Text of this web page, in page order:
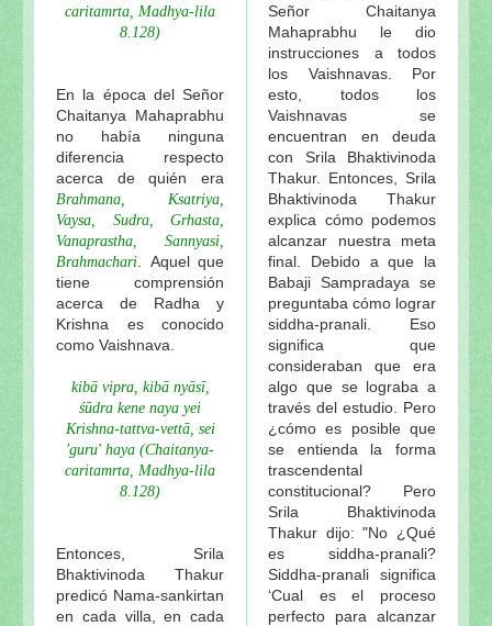
caritamrta, Madhya-lila
8.128)
En la época del Señor
Chaitanya Mahaprabhu
no había ninguna
diferencia respecto
acerca de quién era
Brahmana, Ksatriya,
Vaysa, Sudra, Grhasta,
Vanaprastha, Sannyasi,
Brahmachari . Aquel que
tiene comprensión
acerca de Radha y
Krishna es conocido
como Vaishnava.
kibā vipra, kibā nyāsī,
śūdra kene naya yei
Krishna-tattva-vettā, sei
'guru' haya (Chaitanya-
caritamrta, Madhya-lila
8.128)
Entonces, Srila
Bhaktivinoda Thakur
predicó Nama-sankirtan
en cada villa, en cada
Señor Chaitanya
Mahaprabhu le dio
instrucciones a todos
los Vaishnavas. Por
esto, todos los
Vaishnavas se
encuentran en deuda
con Srila Bhaktivinoda
Thakur. Entonces, Srila
Bhaktivinoda Thakur
explica cómo podemos
alcanzar nuestra meta
final. Debido a que la
Babaji Sampradaya se
preguntaba cómo lograr
siddha-pranali. Eso
significa que
consideraban que era
algo que se lograba a
través del estudio. Pero
¿cómo es posible que
se entienda la forma
trascendental
constitucional? Pero
Srila Bhaktivinoda
Thakur dijo: "No ¿Qué
es siddha-pranali?
Siddha-pranali significa
‘Cual es el proceso
perfecto para alcanzar